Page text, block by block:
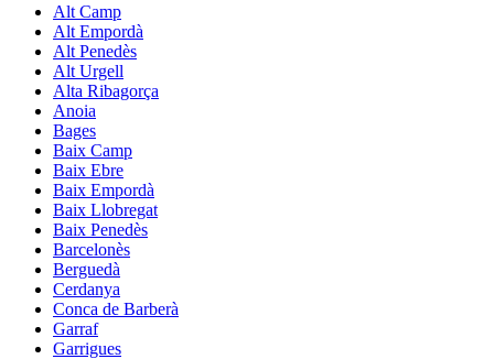
Alt Camp
Alt Empordà
Alt Penedès
Alt Urgell
Alta Ribagorça
Anoia
Bages
Baix Camp
Baix Ebre
Baix Empordà
Baix Llobregat
Baix Penedès
Barcelonès
Berguedà
Cerdanya
Conca de Barberà
Garraf
Garrigues